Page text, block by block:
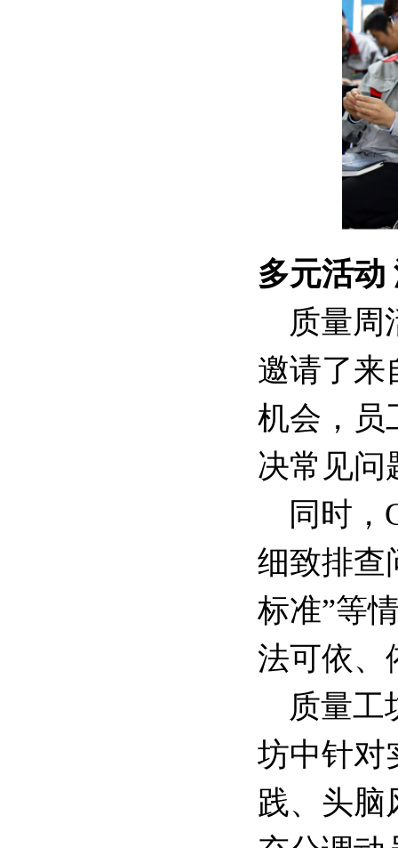
多元活动
质量周
邀请了来
机会，员
决常见问
同时，
细致排查
标准”等
法可依、
质量工
坊中针对
践、头脑